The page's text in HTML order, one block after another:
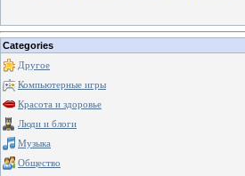
Categories
Другое
Компьютерные игры
Красота и здоровье
Люди и блоги
Музыка
Общество